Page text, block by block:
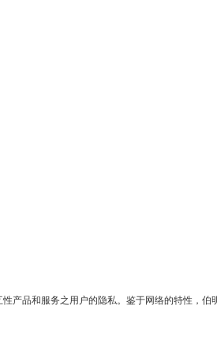
产品和服务之用户的隐私。鉴于网络的特性，伯